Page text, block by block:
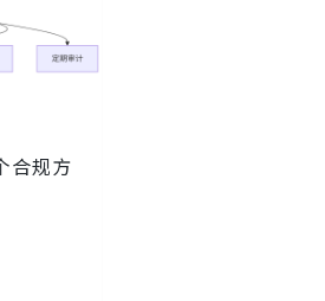
合规方